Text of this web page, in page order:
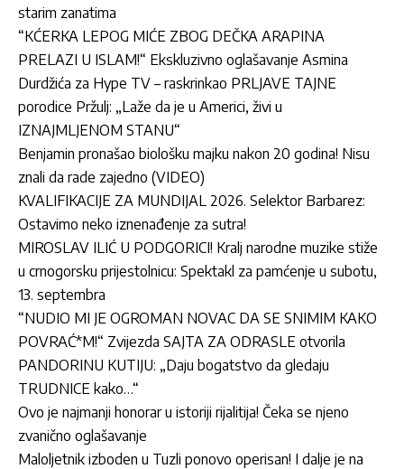
starim zanatima
“KĆERKA LEPOG MIĆE ZBOG DEČKA ARAPINA
PRELAZI U ISLAM!“ Ekskluzivno oglašavanje Asmina
Durdžića za Hype TV – raskrinkao PRLJAVE TAJNE
porodice Pržulj: „Laže da je u Americi, živi u
IZNAJMLJENOM STANU“
Benjamin pronašao biološku majku nakon 20 godina! Nisu
znali da rade zajedno (VIDEO)
KVALIFIKACIJE ZA MUNDIJAL 2026. Selektor Barbarez:
Ostavimo neko iznenađenje za sutra!
MIROSLAV ILIĆ U PODGORICI! Kralj narodne muzike stiže
u crnogorsku prijestolnicu: Spektakl za pamćenje u subotu,
13. septembra
“NUDIO MI JE OGROMAN NOVAC DA SE SNIMIM KAKO
POVRAĆ*M!“ Zvijezda SAJTA ZA ODRASLE otvorila
PANDORINU KUTIJU: „Daju bogatstvo da gledaju
TRUDNICE kako…“
Ovo je najmanji honorar u istoriji rijalitija! Čeka se njeno
zvanično oglašavanje
Maloljetnik izboden u Tuzli ponovo operisan! I dalje je na